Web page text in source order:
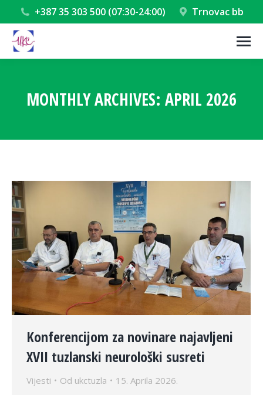
+387 35 303 500 (07:30-24:00) Trnovac bb
MONTHLY ARCHIVES: APRIL 2026
Konferencijom za novinare najavljeni
XVII tuzlanski neurološki susreti
Vijesti Od ukctuzla 15. Aprila 2026.